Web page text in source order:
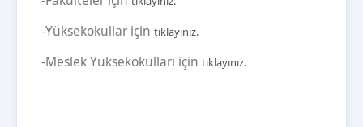
-Yüksekokullar için tıklayınız.
-Meslek Yüksekokulları için tıklayınız.